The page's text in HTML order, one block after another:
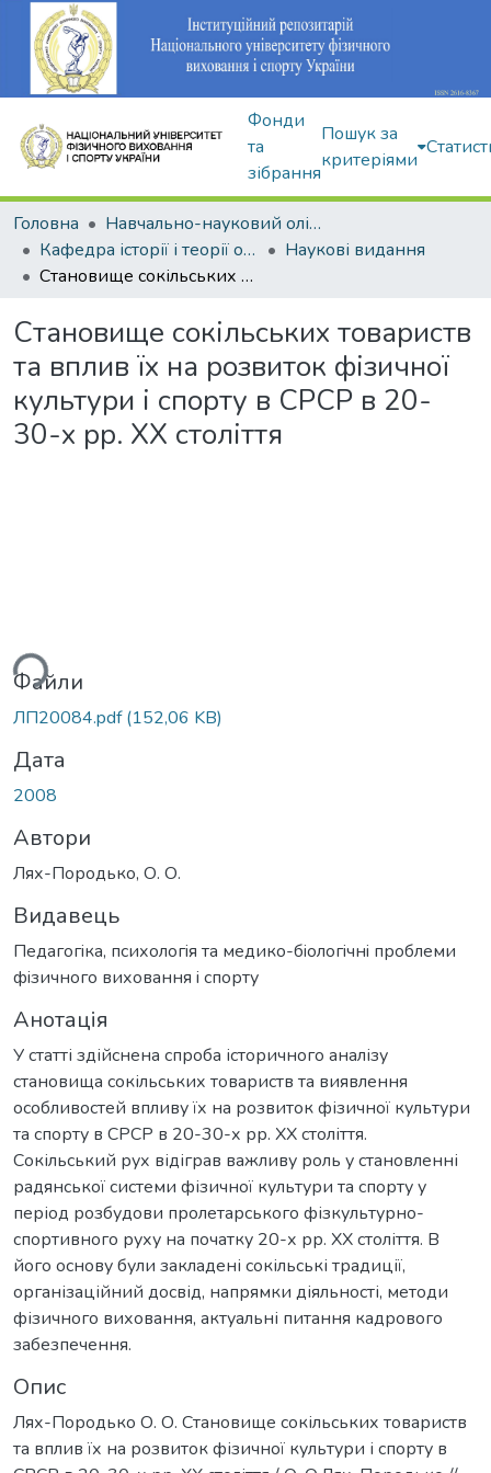
Фонди
та
зібрання
Пошук за
критеріями
Головна
Навчально-науковий олімпійський інститут
Кафедра історії і теорії олімпійського спорту
Наукові видання
Становище сокільських товариств та вплив їх на розвиток фізичної культури і спорту в СРСР в 20-30-х рр. XX століття
Становище сокільських товариств
та вплив їх на розвиток фізичної
культури і спорту в СРСР в 20-
30-х рр. XX століття
Файли
ЛП20084.pdf(152,06 KB)
Дата
2008
Автори
Лях-Породько, О. О.
Видавець
Педагогiка, психологiя та медико-бiологiчнi проблеми
фiзичного виховання i спорту
Анотація
У статті здійснена спроба історичного аналізу
становища сокільських товариств та виявлення
особливостей впливу їх на розвиток фізичної культури
та спорту в СРСР в 20-30-х рр. XX століття.
Сокільський рух відіграв важливу роль у становленні
радянської системи фізичної культури та спорту у
період розбудови пролетарського фізкультурно-
спортивного руху на початку 20-х рр. XX століття. В
його основу були закладені сокільські традиції,
організаційний досвід, напрямки діяльності, методи
фізичного виховання, актуальні питання кадрового
забезпечення.
Опис
Лях-Породько О. О. Становище сокільських товариств
та вплив їх на розвиток фізичної культури і спорту в